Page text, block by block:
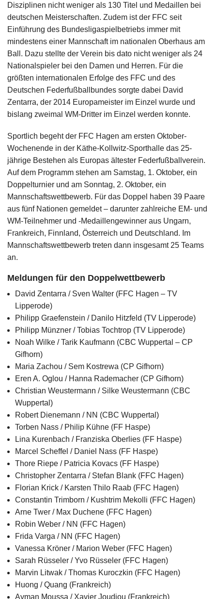
Disziplinen nicht weniger als 130 Titel und Medaillen bei
deutschen Meisterschaften. Zudem ist der FFC seit
Einführung des Bundesligaspielbetriebs immer mit
mindestens einer Mannschaft im nationalen Oberhaus am
Ball. Dazu stellte der Verein bis dato nicht weniger als 24
Nationalspieler bei den Damen und Herren. Für die
größten internationalen Erfolge des FFC und des
Deutschen Federfußballbundes sorgte dabei David
Zentarra, der 2014 Europameister im Einzel wurde und
bislang zweimal WM-Dritter im Einzel werden konnte.
Sportlich begeht der FFC Hagen am ersten Oktober-
Wochenende in der Käthe-Kollwitz-Sporthalle das 25-
jährige Bestehen als Europas ältester Federfußballverein.
Auf dem Programm stehen am Samstag, 1. Oktober, ein
Doppelturnier und am Sonntag, 2. Oktober, ein
Mannschaftswettbewerb. Für das Doppel haben 39 Paare
aus fünf Nationen gemeldet – darunter zahlreiche EM- und
WM-Teilnehmer und -Medaillengewinner aus Ungarn,
Frankreich, Finnland, Österreich und Deutschland. Im
Mannschaftswettbewerb treten dann insgesamt 25 Teams
an.
Meldungen für den Doppelwettbewerb
David Zentarra / Sven Walter (FFC Hagen – TV
Lipperode)
Philipp Graefenstein / Danilo Hitzfeld (TV Lipperode)
Philipp Münzner / Tobias Tochtrop (TV Lipperode)
Noah Wilke / Tarik Kaufmann (CBC Wuppertal – CP
Gifhorn)
Maria Zachou / Sem Kostrewa (CP Gifhorn)
Eren A. Oglou / Hanna Rademacher (CP Gifhorn)
Christian Weustermann / Silke Weustermann (CBC
Wuppertal)
Robert Dienemann / NN (CBC Wuppertal)
Torben Nass / Philip Kühne (FF Haspe)
Lina Kurenbach / Franziska Oberlies (FF Haspe)
Marcel Scheffel / Daniel Nass (FF Haspe)
Thore Riepe / Patricia Kovacs (FF Haspe)
Christopher Zentarra / Stefan Blank (FFC Hagen)
Florian Krick / Karsten Thilo Raab (FFC Hagen)
Constantin Trimborn / Kushtrim Mekolli (FFC Hagen)
Arne Twer / Max Duchene (FFC Hagen)
Robin Weber / NN (FFC Hagen)
Frida Varga / NN (FFC Hagen)
Vanessa Kröner / Marion Weber (FFC Hagen)
Sarah Rüsseler / Yvo Rüsseler (FFC Hagen)
Marvin Litwak / Thomas Kuroczkin (FFC Hagen)
Huong / Quang (Frankreich)
Ayman Moussa / Xavier Joudiou (Frankreich)